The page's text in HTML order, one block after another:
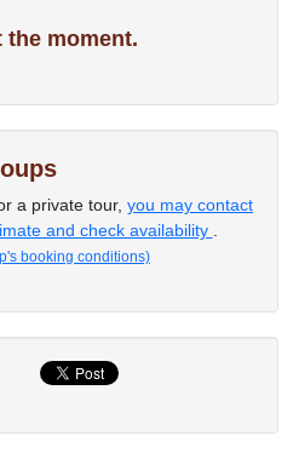
the moment.
a private tour, you may contact
and check availability
booking conditions)